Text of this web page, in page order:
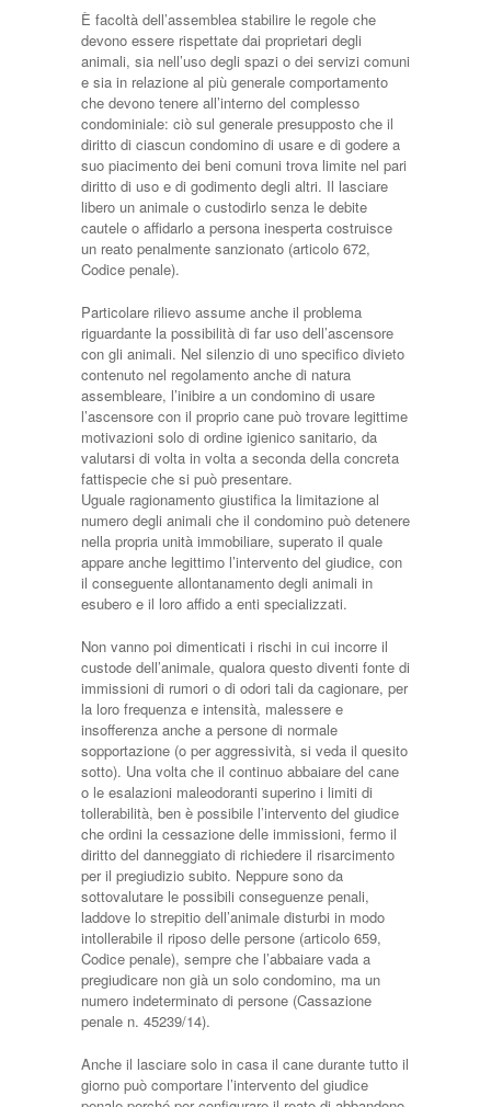
È facoltà dell’assemblea stabilire le regole che
devono essere rispettate dai proprietari degli
animali, sia nell’uso degli spazi o dei servizi comuni
e sia in relazione al più generale comportamento
che devono tenere all’interno del complesso
condominiale: ciò sul generale presupposto che il
diritto di ciascun condomino di usare e di godere a
suo piacimento dei beni comuni trova limite nel pari
diritto di uso e di godimento degli altri. Il lasciare
libero un animale o custodirlo senza le debite
cautele o affidarlo a persona inesperta costruisce
un reato penalmente sanzionato (articolo 672,
Codice penale).
Particolare rilievo assume anche il problema
riguardante la possibilità di far uso dell’ascensore
con gli animali. Nel silenzio di uno specifico divieto
contenuto nel regolamento anche di natura
assembleare, l’inibire a un condomino di usare
l’ascensore con il proprio cane può trovare legittime
motivazioni solo di ordine igienico sanitario, da
valutarsi di volta in volta a seconda della concreta
fattispecie che si può presentare.
Uguale ragionamento giustifica la limitazione al
numero degli animali che il condomino può detenere
nella propria unità immobiliare, superato il quale
appare anche legittimo l’intervento del giudice, con
il conseguente allontanamento degli animali in
esubero e il loro affido a enti specializzati.
Non vanno poi dimenticati i rischi in cui incorre il
custode dell’animale, qualora questo diventi fonte di
immissioni di rumori o di odori tali da cagionare, per
la loro frequenza e intensità, malessere e
insofferenza anche a persone di normale
sopportazione (o per aggressività, si veda il quesito
sotto). Una volta che il continuo abbaiare del cane
o le esalazioni maleodoranti superino i limiti di
tollerabilità, ben è possibile l’intervento del giudice
che ordini la cessazione delle immissioni, fermo il
diritto del danneggiato di richiedere il risarcimento
per il pregiudizio subito. Neppure sono da
sottovalutare le possibili conseguenze penali,
laddove lo strepitio dell’animale disturbi in modo
intollerabile il riposo delle persone (articolo 659,
Codice penale), sempre che l’abbaiare vada a
pregiudicare non già un solo condomino, ma un
numero indeterminato di persone (Cassazione
penale n. 45239/14).
Anche il lasciare solo in casa il cane durante tutto il
giorno può comportare l’intervento del giudice